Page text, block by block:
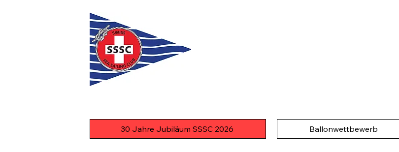
30 Jahre Jubiläum SSSC 2026 Ballonwettbewerb